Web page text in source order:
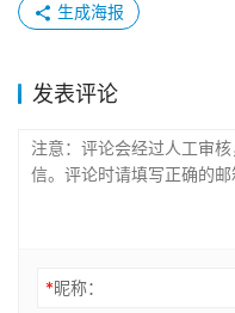
生成海报
发表评论
*昵称：